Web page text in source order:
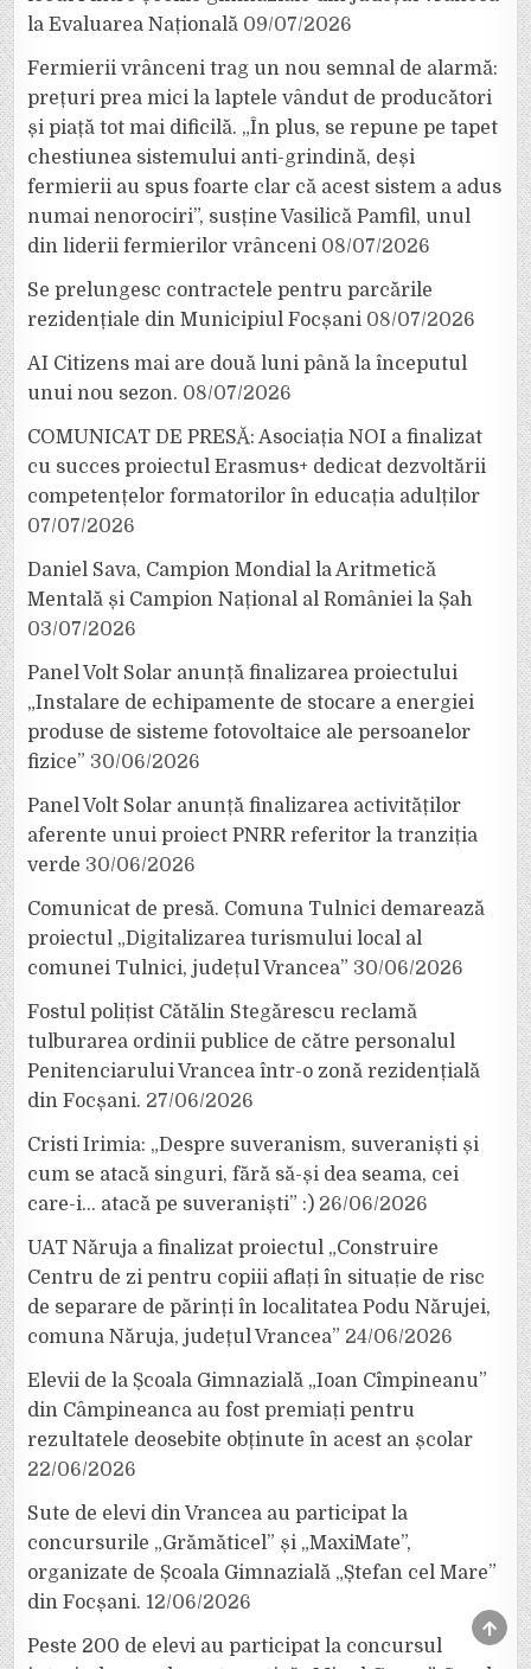
la Evaluarea Națională 09/07/2026
Fermierii vrânceni trag un nou semnal de alarmă:
prețuri prea mici la laptele vândut de producători
și piață tot mai dificilă. „În plus, se repune pe tapet
chestiunea sistemului anti-grindină, deși
fermierii au spus foarte clar că acest sistem a adus
numai nenorociri”, susține Vasilică Pamfil, unul
din liderii fermierilor vrânceni 08/07/2026
Se prelungesc contractele pentru parcările
rezidențiale din Municipiul Focșani 08/07/2026
AI Citizens mai are două luni până la începutul
unui nou sezon. 08/07/2026
COMUNICAT DE PRESĂ: Asociația NOI a finalizat
cu succes proiectul Erasmus+ dedicat dezvoltării
competențelor formatorilor în educația adulților
07/07/2026
Daniel Sava, Campion Mondial la Aritmetică
Mentală și Campion Național al României la Șah
03/07/2026
Panel Volt Solar anunță finalizarea proiectului
„Instalare de echipamente de stocare a energiei
produse de sisteme fotovoltaice ale persoanelor
fizice” 30/06/2026
Panel Volt Solar anunță finalizarea activităților
aferente unui proiect PNRR referitor la tranziția
verde 30/06/2026
Comunicat de presă. Comuna Tulnici demarează
proiectul „Digitalizarea turismului local al
comunei Tulnici, județul Vrancea” 30/06/2026
Fostul polițist Cătălin Stegărescu reclamă
tulburarea ordinii publice de către personalul
Penitenciarului Vrancea într-o zonă rezidențială
din Focșani. 27/06/2026
Cristi Irimia: „Despre suveranism, suveraniști și
cum se atacă singuri, fără să-și dea seama, cei
care-i… atacă pe suveraniști” :) 26/06/2026
UAT Năruja a finalizat proiectul „Construire
Centru de zi pentru copiii aflați în situație de risc
de separare de părinți în localitatea Podu Nărujei,
comuna Năruja, județul Vrancea” 24/06/2026
Elevii de la Școala Gimnazială „Ioan Cîmpineanu”
din Câmpineanca au fost premiați pentru
rezultatele deosebite obținute în acest an școlar
22/06/2026
Sute de elevi din Vrancea au participat la
concursurile „Grămăticel” și „MaxiMate”,
organizate de Școala Gimnazială „Ștefan cel Mare”
din Focșani. 12/06/2026
Peste 200 de elevi au participat la concursul
TO
TOP